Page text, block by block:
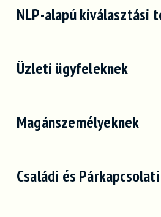
NLP-alapú kiválasztási
Üzleti ügyfeleknek
Magánszemélyeknek
Családi és